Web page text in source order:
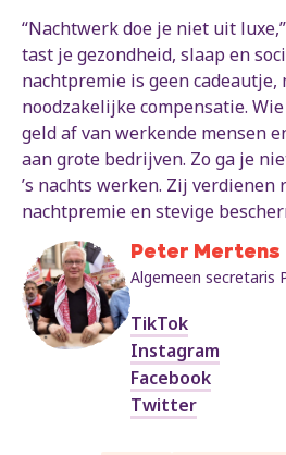
“Nachtwerk doe je niet uit
tast je gezondheid, slaap en
nachtpremie is geen cadeautje,
noodzakelijke compensatie.
geld af van werkende mensen
aan grote bedrijven. Zo ga je
’s nachts werken. Zij verdienen
nachtpremie en stevige
Peter Mertens
Algemeen secretaris
TikTok
Instagram
Facebook
Twitter